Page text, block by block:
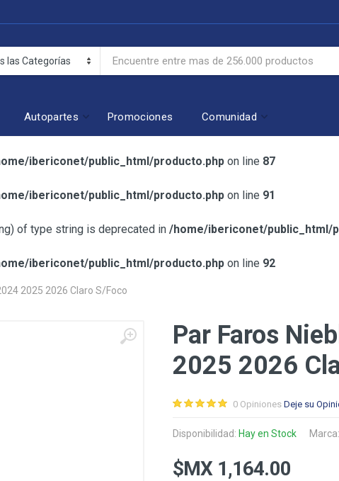
Autopartes Promociones Comunidad
ibericonet/public_html/producto.php on line 87
ibericonet/public_html/producto.php on line 91
of type string is deprecated in /home/ibericonet/public_html/
ibericonet/public_html/producto.php on line 92
2025 2026 Claro S/Foco
Par Faros
2025 2026
0 Opiniones Deje su
Disponibilidad: Hay en Stock Marca:
$MX 1,164.00